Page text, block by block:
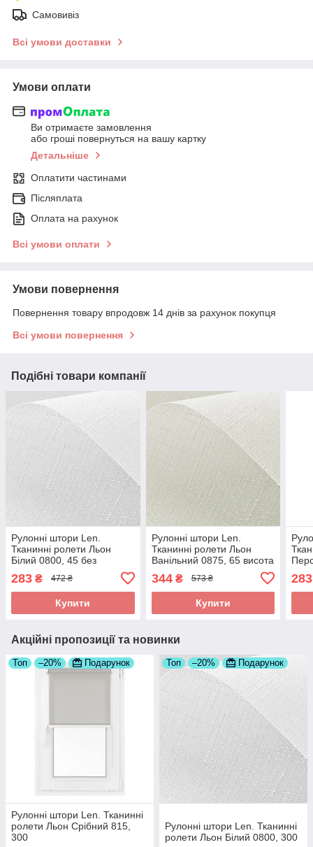
Самовивіз
Всі умови доставки
Умови оплати
Ви отримаєте замовлення
або гроші повернуться на вашу картку
Детальніше
Оплатити частинами
Післяплата
Оплата на рахунок
Всі умови оплати
Умови повернення
Повернення товару впродовж 14 днів за рахунок покупця
Всі умови повернення
Подібні товари компанії
Рулонні штори Len.
Тканинні ролети Льон
Білий 0800, 45 без
283 ₴ 472 ₴
Купити
Рулонні штори Len.
Тканинні ролети Льон
Ванільний 0875, 65 висота
344₴ 573 ₴
Купити
283
Акційні пропозиції та новинки
Топ –20% Подарунок
Рулонні штори Len. Тканинні
ролети Льон Срібний 815,
300
Топ –20% Подарунок
Рулонні штори Len. Тканинні
ролети Льон Білий 0800, 300